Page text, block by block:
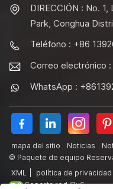
DIRECCIÓN : No.
Park, Conghua
Teléfono : +86
Correo electrónico :
WhatsApp :
mapa del sitio Noticias
© Paquete de equipo
XML
política de privacidad
Soporta red IPv6